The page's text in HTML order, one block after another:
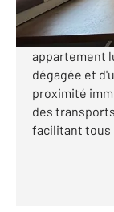
NANTES
appartement
dégagée et
proximité
des
facilitant tous